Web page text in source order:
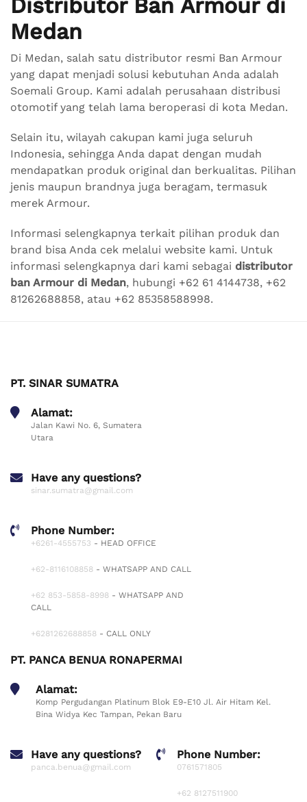
Distributor Ban Armour di
Medan
Di Medan, salah satu distributor resmi Ban Armour
yang dapat menjadi solusi kebutuhan Anda adalah
Soemali Group. Kami adalah perusahaan distribusi
otomotif yang telah lama beroperasi di kota Medan.
Selain itu, wilayah cakupan kami juga seluruh
Indonesia, sehingga Anda dapat dengan mudah
mendapatkan produk original dan berkualitas. Pilihan
jenis maupun brandnya juga beragam, termasuk
merek Armour.
Informasi selengkapnya terkait pilihan produk dan
brand bisa Anda cek melalui website kami. Untuk
informasi selengkapnya dari kami sebagai distributor
ban Armour di Medan, hubungi +62 61 4144738, +62
81262688858, atau +62 85358588998.
PT. SINAR SUMATRA
Alamat:
Jalan Kawi No. 6, Sumatera
Utara
Have any questions?
sinar.sumatra@gmail.com
Phone Number:
+6261-4555753 - HEAD OFFICE
+62-8116108858 - WHATSAPP AND CALL
+62 853-5858-8998 - WHATSAPP AND
CALL
+6281262688858 - CALL ONLY
PT. PANCA BENUA RONAPERMAI
Alamat:
Komp Pergudangan Platinum Blok E9-E10 Jl. Air Hitam Kel.
Bina Widya Kec Tampan, Pekan Baru
Have any questions?
panca.benua@gmail.com
Phone Number:
0761571805
+62 8127511900